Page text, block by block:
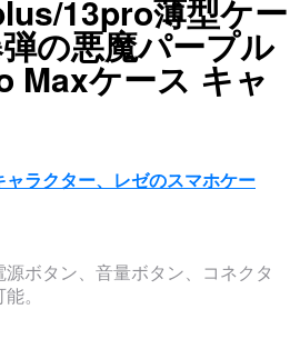
13pro薄型ケー
の悪魔パープル
Maxケース キャ
ャラクター、レゼのスマホケー
ボタン、音量ボタン、コネクタ
。